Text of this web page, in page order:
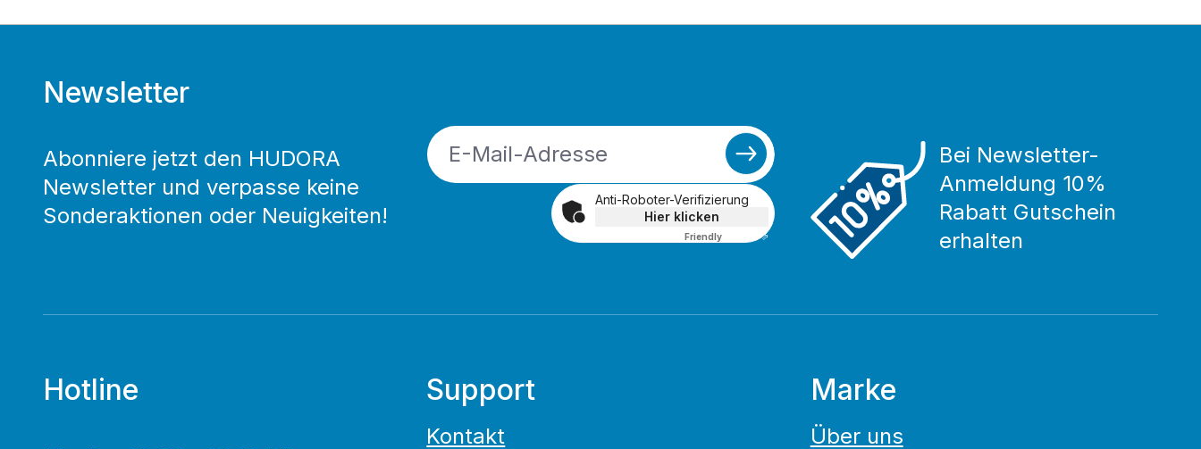
Newsletter
Abonniere jetzt den HUDORA
Newsletter und verpasse keine
Sonderaktionen oder Neuigkeiten!
Anti-Roboter-Verifizierung
Hier klicken
FriendlyCaptcha ⇗
Bei Newsletter-
Anmeldung 10%
Rabatt Gutschein
erhalten
Hotline Support
Kontakt
Marke
Über uns